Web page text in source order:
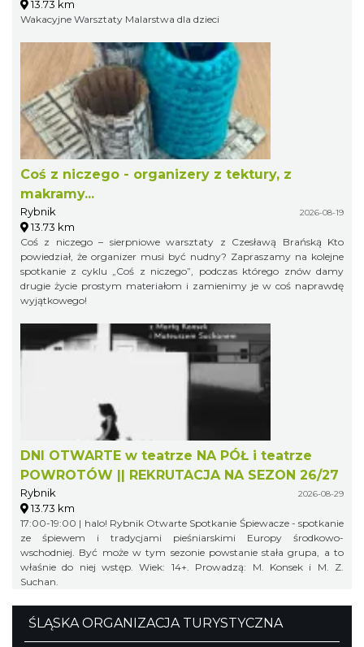
13.73 km
Wakacyjne Warsztaty Malarstwa dla dzieci
Coś z niczego - organizery z tektury, z
makramy...
Rybnik 2026-08-19
13.73 km
Coś z niczego – sierpniowe warsztaty z Czesławą Brańską Kto
powiedział, że organizer musi być nudny? Zapraszamy na kolejne
spotkanie z cyklu „Coś z niczego”, podczas którego znów damy
drugie życie prostym materiałom i zamienimy je w coś naprawdę
wyjątkowego!
DNI OTWARTE w teatrze NA PÓŁ i teatrze
POWROTÓW || REKRUTACJA NA SEZON 26/27
Rybnik 2026-08-29
13.73 km
17:00-19:00 | halo! Rybnik Otwarte Spotkanie Śpiewacze - spotkanie
ze śpiewem i tradycjami pieśniarskimi Europy środkowo-
wschodniej. Być może w tym sezonie powstanie stała grupa, a to
właśnie do niej wstęp. Wiek: 14+. Prowadzą: M. Konsek i M. Z.
Suchan.
ŚLĄSKA ORGANIZACJA TURYSTYCZNA